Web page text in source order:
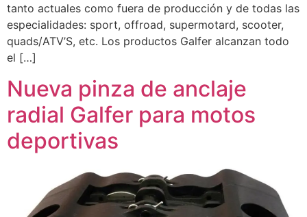
tanto actuales como fuera de producción y de todas las
especialidades: sport, offroad, supermotard, scooter,
quads/ATV’S, etc. Los productos Galfer alcanzan todo
el […]
Nueva pinza de anclaje
radial Galfer para motos
deportivas